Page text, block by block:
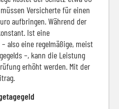
Versicherte für einen
aufbringen. Während der
Ist eine
also eine regelmäßige, meist
–, kann die Leistung
erhöht werden. Mit der